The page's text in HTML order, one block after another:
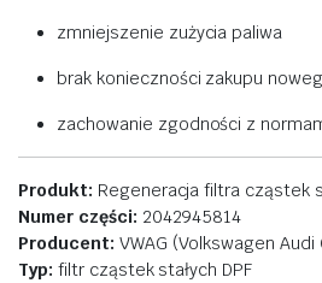
zmniejszenie zużycia paliwa
brak konieczności zakupu
zachowanie zgodności z
Produkt: Regeneracjafiltra cząstek
Numer części: 2042945814
Producent: VWAG (VolkswagenAudi
Typ: filtr cząstek stałych DPF